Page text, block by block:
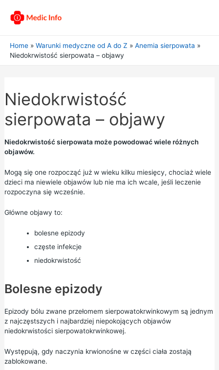
Home Warunki medyczne od A do Z
Anemia sierpowata
Niedokrwistość sierpowata – objawy
Niedokrwistość
sierpowata – objawy
Niedokrwistość sierpowata może powodować wiele różnych
objawów.
Mogą się one rozpocząć już w wieku kilku miesięcy, chociaż wiele
dzieci ma niewiele objawów lub nie ma ich wcale, jeśli leczenie
rozpoczyna się wcześnie.
Główne objawy to:
bolesne epizody
częste infekcje
niedokrwistość
Bolesne epizody
Epizody bólu zwane przełomem sierpowatokrwinkowym są jednym
z najczęstszych i najbardziej niepokojących objawów
niedokrwistości sierpowatokrwinkowej.
Występują, gdy naczynia krwionośne w części ciała zostają
zablokowane.